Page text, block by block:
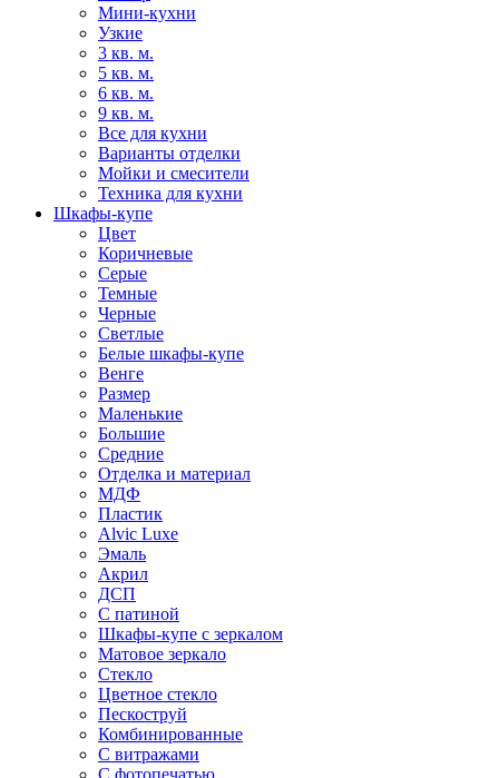
Мини-кухни
Узкие
3 кв. м.
5 кв. м.
6 кв. м.
9 кв. м.
Все для кухни
Варианты отделки
Мойки и смесители
Техника для кухни
Шкафы-купе
Цвет
Коричневые
Серые
Темные
Черные
Светлые
Белые шкафы-купе
Венге
Размер
Маленькие
Большие
Средние
Отделка и материал
МДФ
Пластик
Alvic Luxe
Эмаль
Акрил
ДСП
С патиной
Шкафы-купе с зеркалом
Матовое зеркало
Стекло
Цветное стекло
Пескоструй
Комбинированные
С витражами
С фотопечатью